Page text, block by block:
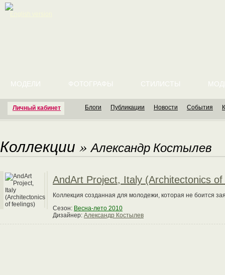
Личный кабинет
МОДЕЛИ ФОТОГРАФЫ СТИЛИСТЫ
Блоги Публикации Новости События
Коллекции »Александр Костылев
AndArt Project, Italy (Architectonics of
Коллекция созданная для молодежи, которая не боится
Сезон: Весна-лето 2010
Дизайнер: Александр Костылев